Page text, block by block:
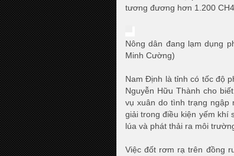
tương đương hơn 1.200
Nông dân đang lạm dụng
Minh Cường)
Nam Định là tỉnh có tốc độ
Nguyễn Hữu Thành cho
vụ xuân do tình trạng ngập
giải trong điều kiện yếm khí
lúa và phát thải ra môi
Việc đốt rơm rạ trên đồng